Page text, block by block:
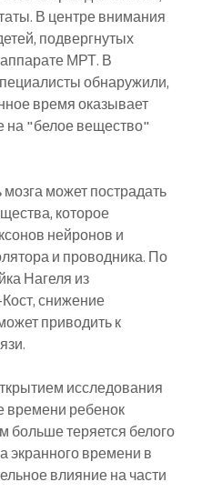
В центре внимания
подвергнутых
МРТ. В
обнаружили,
время оказывает
на "белое вещество"
может пострадать
которое
нейронов и
и проводника. По
Нагеля из
снижение
приводить к
исследования
времени ребенок
больше теряется белого
экранного времени в
влияние на части